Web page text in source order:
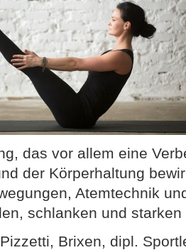
das vor allem eine
der Körperhaltung
Atemtechnik
schlanken und
Brixen, dipl.